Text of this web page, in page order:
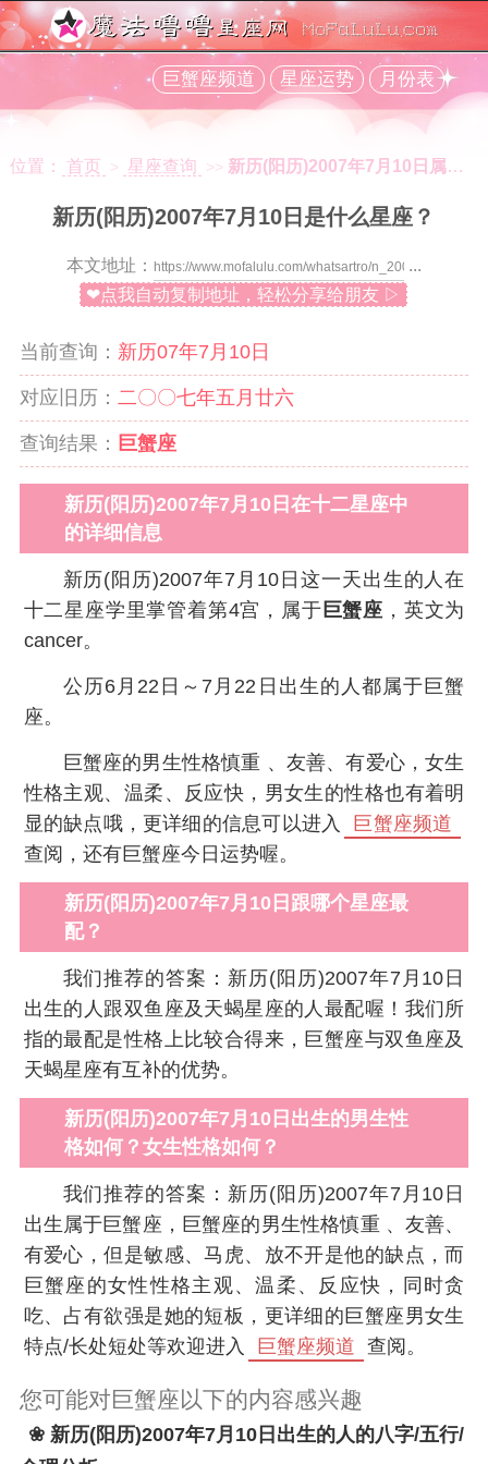
巨蟹座频道 星座运势 月份表
位置： 首页 > 星座查询 >> 新历(阳历)2007年7月10日属于什么星座？
新历(阳历)2007年7月10日是什么星座？
本文地址：
...
❤点我自动复制地址，轻松分享给朋友 ▷
当前查询： 新历07年7月10日
对应旧历： 二〇〇七年五月廿六
查询结果： 巨蟹座
新历(阳历)2007年7月10日在十二星座中
的详细信息
新历(阳历)2007年7月10日这一天出生的人在
十二星座学里掌管着第4宫，属于 巨蟹座 ，英文为
cancer。
公历6月22日～7月22日出生的人都属于巨蟹
座。
巨蟹座的男生性格慎重 、友善、有爱心，女生
性格主观、温柔、反应快，男女生的性格也有着明
显的缺点哦，更详细的信息可以进入
巨蟹座频道
查阅，还有巨蟹座今日运势喔。
新历(阳历)2007年7月10日跟哪个星座最
配？
我们推荐的答案：新历(阳历)2007年7月10日
出生的人跟双鱼座及天蝎星座的人最配喔！我们所
指的最配是性格上比较合得来，巨蟹座与双鱼座及
天蝎星座有互补的优势。
新历(阳历)2007年7月10日出生的男生性
格如何？女生性格如何？
我们推荐的答案：新历(阳历)2007年7月10日
出生属于巨蟹座，巨蟹座的男生性格慎重 、友善、
有爱心，但是敏感、马虎、放不开是他的缺点，而
巨蟹座的女性性格主观、温柔、反应快，同时贪
吃、占有欲强是她的短板，更详细的巨蟹座男女生
特点/长处短处等欢迎进入
巨蟹座频道 查阅。
您可能对巨蟹座以下的内容感兴趣
❀ 新历(阳历)2007年7月10日出生的人的八字/五行/